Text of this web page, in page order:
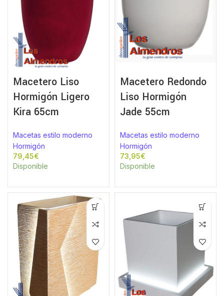
Macetero Liso
Hormigón Ligero
Kira 65cm
Macetas estilo moderno
Hormigón
€
Disponible
Macetero Redondo
Liso Hormigón
Jade 55cm
Macetas estilo moderno
Hormigón
€
Disponible